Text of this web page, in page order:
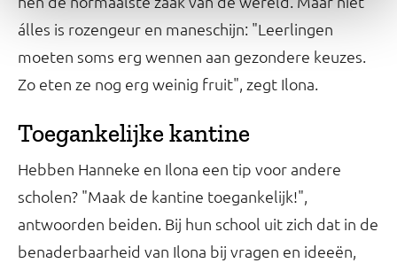
álles is rozengeur en maneschijn: "Leerlingen
moeten soms erg wennen aan gezondere keuzes.
Zo eten ze nog erg weinig fruit", zegt Ilona.
Toegankelijke kantine
Hebben Hanneke en Ilona een tip voor andere
scholen? "Maak de kantine toegankelijk!",
antwoorden beiden. Bij hun school uit zich dat in de
benaderbaarheid van Ilona bij vragen en ideeën,